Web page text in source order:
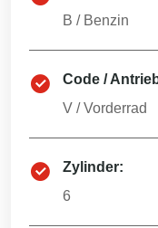
B / Benzin
Code /
V /Vorderrad
Zylinder:
6